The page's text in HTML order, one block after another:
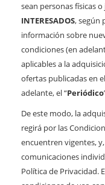
sean personas físicas
INTERESADOS, según
información sobre
condiciones (en
aplicables a la
ofertas publicadas en
adelante, el “Periódico
De este modo, la
regirá por las
encuentren vigentes,
comunicaciones
Política de Privacidad.